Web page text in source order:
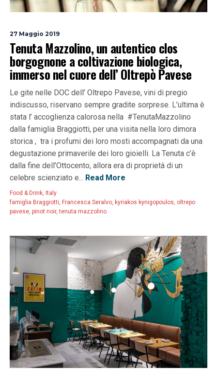
27 Maggio 2019
Tenuta Mazzolino, un autentico clos
borgognone a coltivazione biologica,
immerso nel cuore dell’ Oltrepò Pavese
Le gite nelle DOC dell’ Oltrepo Pavese, vini di pregio
indiscusso, riservano sempre gradite sorprese. L’ultima è
stata l’ accoglienza calorosa nella #TenutaMazzolino
dalla famiglia Braggiotti, per una visita nella loro dimora
storica , tra i profumi dei loro mosti accompagnati da una
degustazione primaverile dei loro gioielli. La Tenuta c’è
dalla fine dell’Ottocento, allora era di proprietà di un
celebre scienziato e... Read More
Food & Drink, Italy
famiglia Braggiotti, Francesca Seralvo, kyriakos kynigopoulos, oltrepo
pavese, pinot noir,tenuta mazzolino